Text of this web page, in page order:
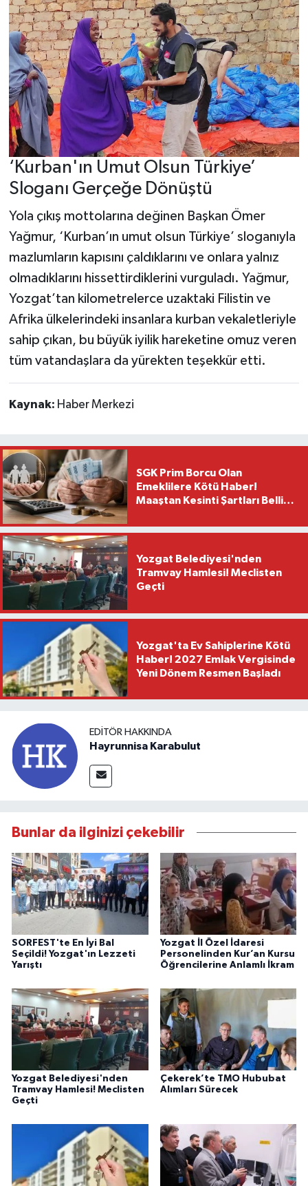
‘Kurban'ın Umut Olsun Türkiye’
Sloganı Gerçeğe Dönüştü
Yola çıkış mottolarına değinen Başkan Ömer
Yağmur, ‘Kurban’ın umut olsun Türkiye’ sloganıyla
mazlumların kapısını çaldıklarını ve onlara yalnız
olmadıklarını hissettirdiklerini vurguladı. Yağmur,
Yozgat’tan kilometrelerce uzaktaki Filistin ve
Afrika ülkelerindeki insanlara kurban vekaletleriyle
sahip çıkan, bu büyük iyilik hareketine omuz veren
tüm vatandaşlara da yürekten teşekkür etti.
Kaynak: Haber Merkezi
SGK Prim Borcu Olan
Emeklilere Kötü Haber!
Maaştan Kesinti Şartları Belli
Yozgat Belediyesi'nden
Tramvay Hamlesi! Meclisten
Geçti
Yozgat'ta Ev Sahiplerine Kötü
Haber! 2027 Emlak Vergisinde
Yeni Dönem Resmen Başladı
EDITÖR HAKKINDA
Hayrunnisa Karabulut
Bunlar da ilginizi çekebilir
SORFEST'te En İyi Bal
Seçildi! Yozgat'ın Lezzeti
Yarıştı
Yozgat İl Özel İdaresi
Personelinden Kur’an Kursu
Öğrencilerine Anlamlı İkram
Yozgat Belediyesi'nden
Tramvay Hamlesi! Meclisten
Geçti
Çekerek’te TMO Hububat
Alımları Sürecek